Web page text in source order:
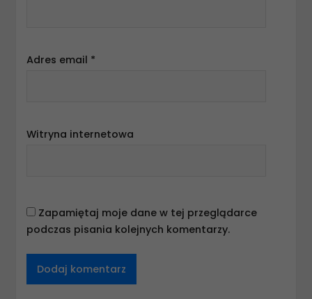
Adres email *
Witryna internetowa
Zapamiętaj moje dane w tej przeglądarce
podczas pisania kolejnych komentarzy.